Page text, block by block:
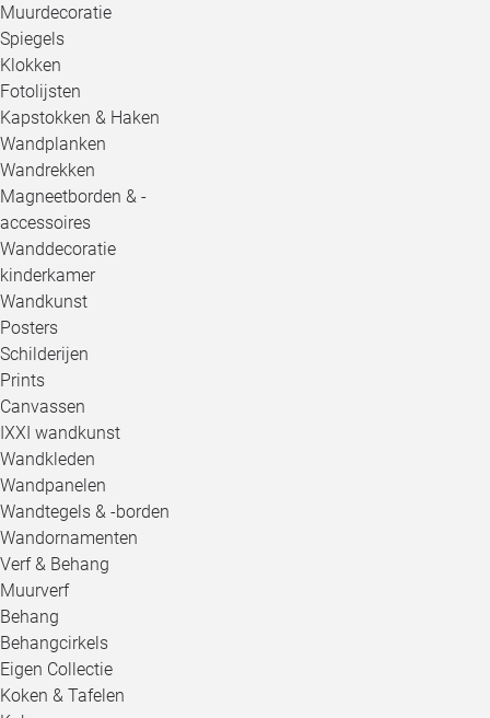
Muurdecoratie
Spiegels
Klokken
Fotolijsten
Kapstokken & Haken
Wandplanken
Wandrekken
Magneetborden & -
accessoires
Wanddecoratie
kinderkamer
Wandkunst
Posters
Schilderijen
Prints
Canvassen
IXXI wandkunst
Wandkleden
Wandpanelen
Wandtegels & -borden
Wandornamenten
Verf & Behang
Muurverf
Behang
Behangcirkels
Eigen Collectie
Koken & Tafelen